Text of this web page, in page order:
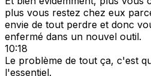
plus vous restez chez eux
envie de tout perdre et donc
enfermé dans un nouvel outil.
10:18
Le problème de tout ça, c'est
l'essentiel.